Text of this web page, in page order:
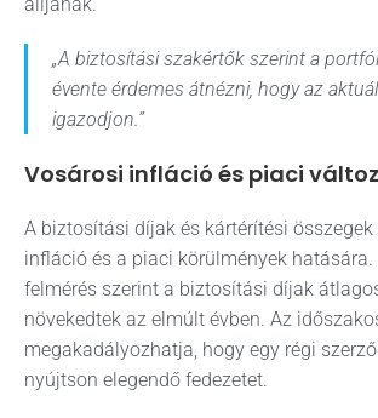
„A biztosítási szakértők szerint a
évente érdemes átnézni, hogy az
igazodjon.”
Vosárosi infláció és piaci
A biztosítási díjak és kártérítési
infláció és a piaci körülmények hatására.
felmérés szerint a biztosítási díjak
növekedtek az elmúlt évben. Az
megakadályozhatja, hogy egy régi
nyújtson elegendő fedezetet.